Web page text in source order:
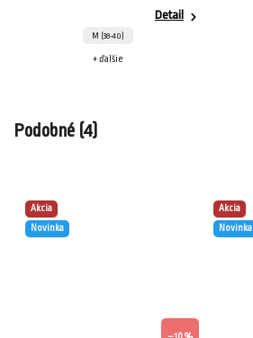
Detail
M (38-40)
+ ďalšie
Podobné (4)
Akcia
Novinka
Akcia
Novinka